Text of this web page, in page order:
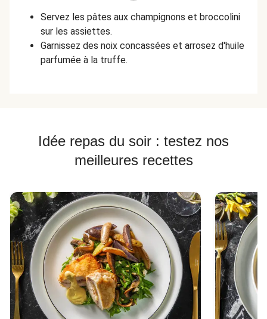
Servez les pâtes aux champignons et broccolini
sur les assiettes.
Garnissez des noix concassées et arrosez d'huile
parfumée à la truffe.
Idée repas du soir : testez nos
meilleures recettes